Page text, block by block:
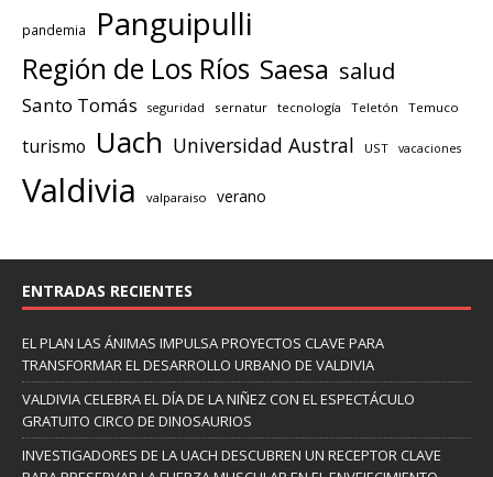
pandemia Panguipulli
Región de Los Ríos Saesa salud
Santo Tomás seguridad sernatur tecnología Teletón Temuco
turismo Uach Universidad Austral UST vacaciones
Valdivia valparaiso verano
ENTRADAS RECIENTES
EL PLAN LAS ÁNIMAS IMPULSA PROYECTOS CLAVE PARA
TRANSFORMAR EL DESARROLLO URBANO DE VALDIVIA
VALDIVIA CELEBRA EL DÍA DE LA NIÑEZ CON EL ESPECTÁCULO
GRATUITO CIRCO DE DINOSAURIOS
INVESTIGADORES DE LA UACH DESCUBREN UN RECEPTOR CLAVE